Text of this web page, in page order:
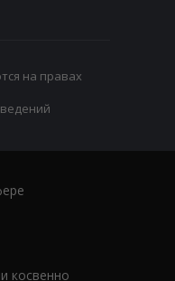
на правах
косвенно